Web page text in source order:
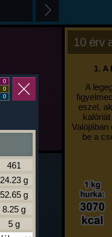
10 érv
1. A
A
eszel,
Valójában
be a
0
0
0